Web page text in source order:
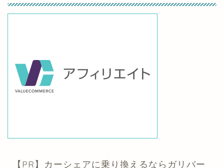
【PR】カーシェアに乗り換えるならガリバー